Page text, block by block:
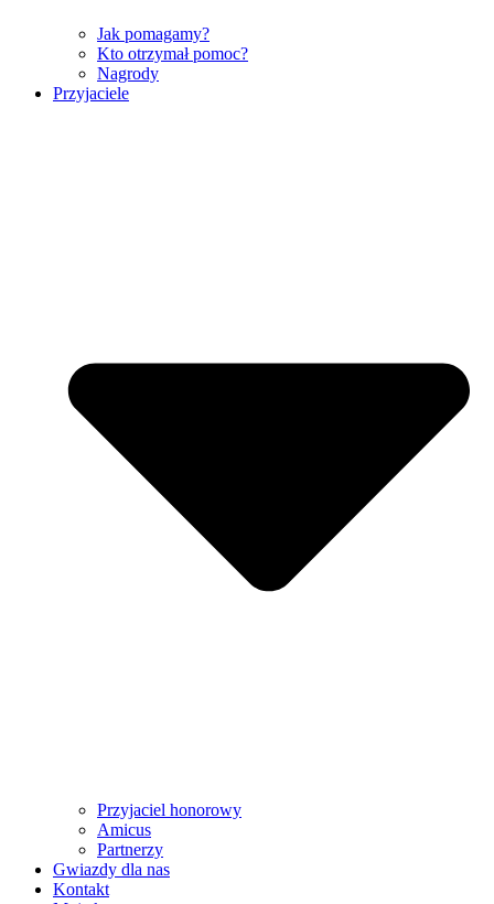
Jak pomagamy?
Kto otrzymał pomoc?
Nagrody
Przyjaciele
Przyjaciel honorowy
Amicus
Partnerzy
Gwiazdy dla nas
Kontakt